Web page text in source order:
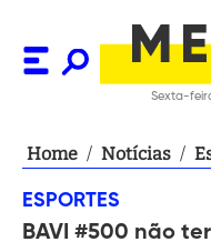
Sexta-
Home / Notícias /
ESPORTES
BAVI #500 não